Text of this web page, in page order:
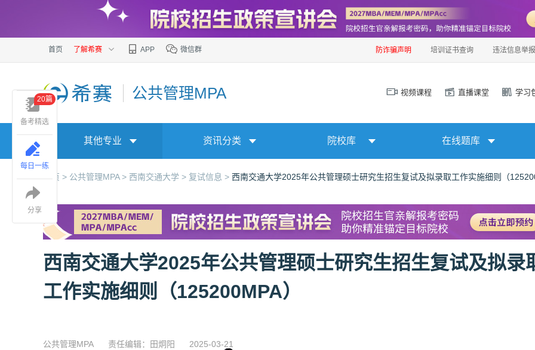
首页 了解希赛 APP 微信群 防诈骗声明 培训证书查询 违法信息举报
公共管理MPA 视频课程 直播课堂 学习
其他专业 资讯分类 院校库 在线题库
首页 > 公共管理MPA > 西南交通大学 > 复试信息 > 西南交通大学2025年公共管理硕士研究生招生复试及拟录取工作实施细则（
西南交通大学2025年公共管理硕士研究生招生复试及拟录
工作实施细则（125200MPA）
公共管理MPA 责任编辑：田炯阳 2025-03-21
备考精选
20篇
每日一练
分享